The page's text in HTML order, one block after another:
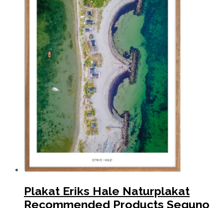
Plakat Eriks Hale Naturplakat
Recommended Products Seguno